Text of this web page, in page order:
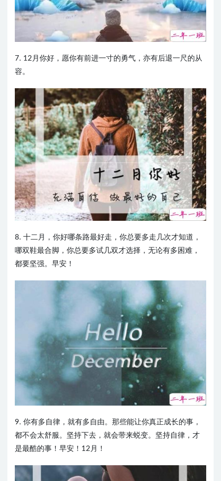
7. 12月你好，愿你有前进一寸的勇气，亦有后退一尺的从
容。
8. 十二月，你好哪条路最好走，你总要多走几次才知道，
哪双鞋最合脚，你总要多试几双才选择，无论有多困难，
都要坚强。早安！
9. 你有多自律，就有多自由。那些能让你真正成长的事，
都不会太舒服。坚持下去，就会带来蜕变。坚持自律，才
是最酷的事！早安！12月！